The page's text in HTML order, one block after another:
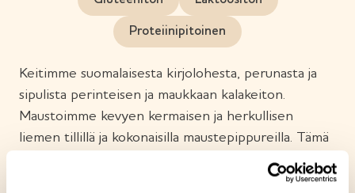
Proteiinipitoinen
Keitimme suomalaisesta kirjolohesta, perunasta ja
sipulista perinteisen ja maukkaan kalakeiton.
Maustoimme kevyen kermaisen ja herkullisen
liemen tillillä ja kokonaisilla maustepippureilla. Tämä
on kalakeitto juuri sellaisena kuin pitää. Onko tämä